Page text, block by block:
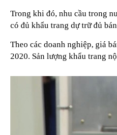
Trong khi đó, nhu cầu trong
có đủ khẩu trang dự trữ đủ
Theo các doanh nghiệp, giá
2020. Sản lượng khẩu trang